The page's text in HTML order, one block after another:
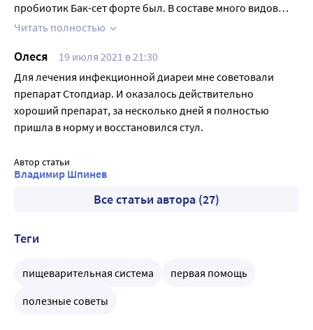
пробиотик Бак-сет форте был. В составе много видов
полезных бактерий, плюс концентрация высокая,
хорошенько почистила кишечник, выпила литр воды и
все вырвала.
Читать полностью
Олеся
19 июля 2021 в 21:30
Для лечения инфекционной диареи мне советовали
препарат Стопдиар. И оказалось действительно
хороший препарат, за несколько дней я полностью
пришла в норму и восстановился стул.
Автор статьи
Владимир Шпинев
Все статьи автора (27)
Теги
пищеварительная система
первая помощь
полезные советы